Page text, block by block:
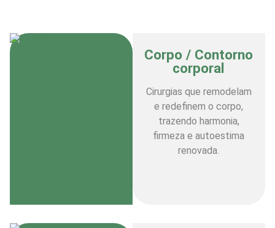
Corpo / Contorno
corporal
Cirurgias que remodelam
e redefinem o corpo,
trazendo harmonia,
firmeza e autoestima
renovada.